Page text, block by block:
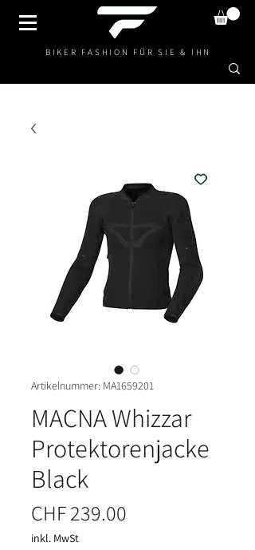
BIKER FASHION FÜR SIE & IHN
Artikelnummer: MA1659201
MACNA Whizzar
Protektorenjacke
Black
CHF 239.00
inkl. MwSt